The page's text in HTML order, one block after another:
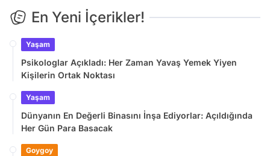
En Yeni İçerikler!
Yaşam
Psikologlar Açıkladı: Her Zaman Yavaş Yemek Yiyen
Kişilerin Ortak Noktası
Yaşam
Dünyanın En Değerli Binasını İnşa Ediyorlar: Açıldığında
Her Gün Para Basacak
Goygoy